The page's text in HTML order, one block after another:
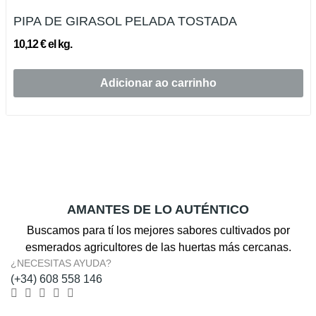
PIPA DE GIRASOL PELADA TOSTADA
10,12 € el kg.
Adicionar ao carrinho
AMANTES DE LO AUTÉNTICO
Buscamos para tí los mejores sabores cultivados por
esmerados agricultores de las huertas más cercanas.
¿NECESITAS AYUDA?
(+34) 608 558 146